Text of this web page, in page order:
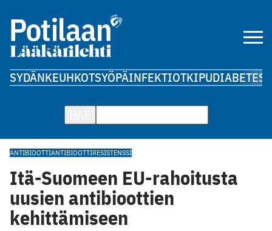
SYDÄNKEUHKOTSYÖPÄINFEKTIOTKIPUDIABETES
ANTIBIOOTTIANTIBIOOTTIRESISTENSSI
Itä-Suomeen EU-rahoitusta
uusien antibioottien
kehittämiseen